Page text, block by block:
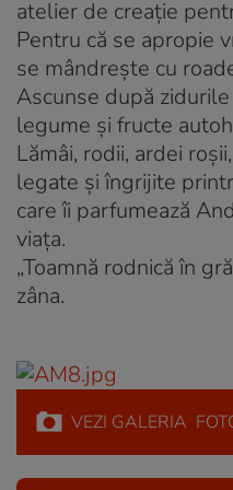
atelier de creaţie
Pentru că se apropie
se mândreşte cu
Ascunse după
legume şi fructe
Lămâi, rodii, ardei
legate şi îngrijite
care îi parfumează
viaţa.
„Toamnă rodnică în
zâna.
VEZI GALERIA